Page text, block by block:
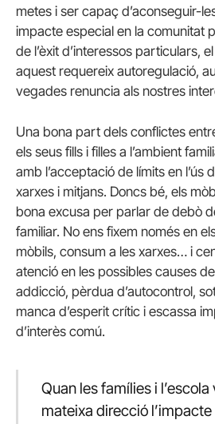
metes i ser capaç d’aconseguir-
impacte especial en la comunitat
de l’èxit d’interessos particulars,
aquest requereix autoregulació,
vegades renuncia als nostres
Una bona part dels conflictes
els seus fills i filles a l’ambient
amb l’acceptació de límits en l’ús
xarxes i mitjans. Doncs bé, els
bona excusa per parlar de debò
familiar. No ens fixem només en
mòbils, consum a les xarxes… i
atenció en les possibles causes
addicció, pèrdua d’autocontrol,
manca d’esperit crític i escassa
d’interès comú.
Quan les famílies i l’escola
mateixa direcció